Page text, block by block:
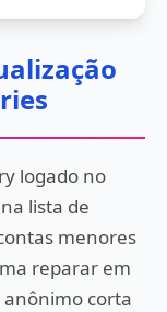
logado no
lista de
menores
reparar em
corta